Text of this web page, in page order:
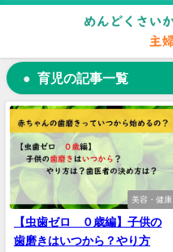
育児の記事一覧
美容・健康
【虫歯ゼロ ０歳編】子供の
歯磨きはいつから？やり方